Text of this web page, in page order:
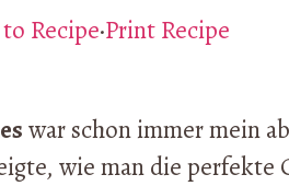
Recipe·Print Recipe
war schon immer mein
wie man die perfekte